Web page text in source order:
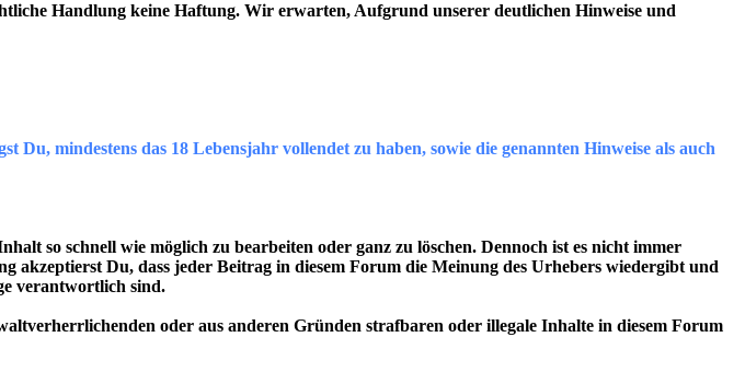
Handlung keine Haftung. Wir erwarten, Aufgrund unserer deutlichen Hinweise und
mindestens das 18 Lebensjahr vollendet zu haben, sowie die genannten Hinweise als auch
so schnell wie möglich zu bearbeiten oder ganz zu löschen. Dennoch ist es nicht immer
Du, dass jeder Beitrag in diesem Forum die Meinung des Urhebers wiedergibt und
verantwortlich sind.
oder aus anderen Gründen strafbaren oder illegale Inhalte in diesem Forum